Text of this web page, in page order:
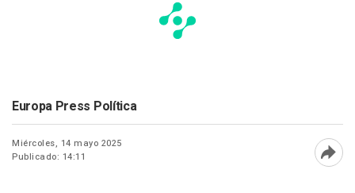
Europa Press Política
Miércoles, 14 mayo 2025
Publicado: 14:11